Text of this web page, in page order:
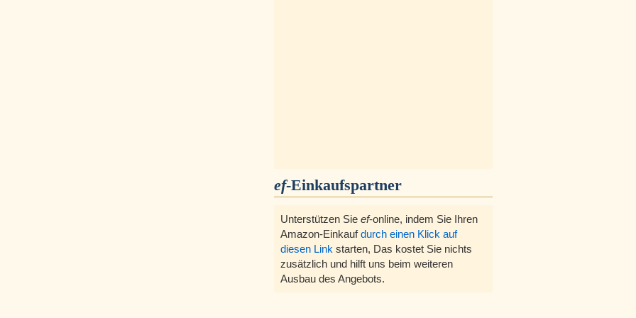
ef-Einkaufspartner
Unterstützen Sie ef-online, indem Sie Ihren
Amazon-Einkaufdurch einen Klick auf
diesen Link starten, Das kostet Sie nichts
zusätzlich und hilft uns beim weiteren
Ausbau des Angebots.